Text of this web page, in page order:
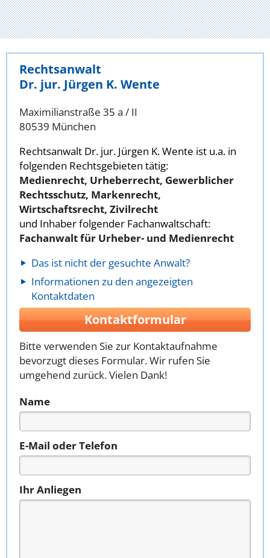
Rechtsanwalt
Dr. jur. Jürgen K. Wente
Maximilianstraße 35 a / II
80539 München
Rechtsanwalt Dr. jur. Jürgen K. Wente ist u.a. in
folgenden Rechtsgebieten tätig:
Medienrecht, Urheberrecht, Gewerblicher
Rechtsschutz, Markenrecht,
Wirtschaftsrecht, Zivilrecht
und Inhaber folgender Fachanwaltschaft:
Fachanwalt für Urheber- und Medienrecht
Das ist nicht der gesuchte Anwalt?
Informationen zu den angezeigten
Kontaktdaten
Kontaktformular
Bitte verwenden Sie zur Kontaktaufnahme
bevorzugt dieses Formular. Wir rufen Sie
umgehend zurück. Vielen Dank!
Name
E-Mail oder Telefon
Ihr Anliegen